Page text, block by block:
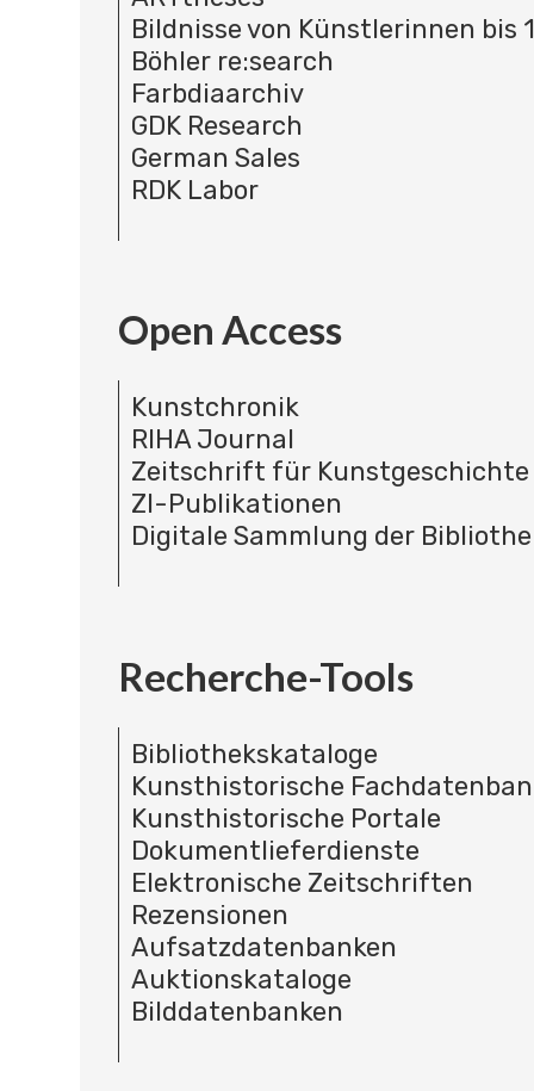
Bildnisse von Künstlerinnen bis
Böhler re:search
Farbdiaarchiv
GDK Research
German Sales
RDK Labor
Open Access
Kunstchronik
RIHA Journal
Zeitschrift für Kunstgeschichte
ZI-Publikationen
Digitale Sammlung der
Recherche-Tools
Bibliothekskataloge
Kunsthistorische
Kunsthistorische Portale
Dokumentlieferdienste
Elektronische Zeitschriften
Rezensionen
Aufsatzdatenbanken
Auktionskataloge
Bilddatenbanken